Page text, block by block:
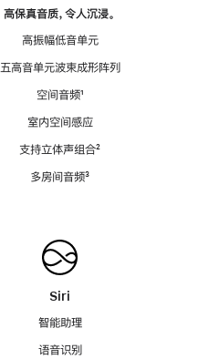
高保真音质，令人沉浸。
高振幅低音单元
五高音单元波束成形阵列
空间音频脚
¹
室内空间感应
支持立体声组合脚
²
多房间音频脚
³
Siri
智能助理
语音识别